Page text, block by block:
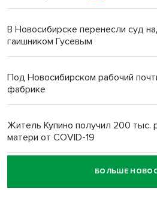
В Новосибирске перенесли суд
гаишником Гусевым
Под Новосибирском рабочий
фабрике
Житель Купино получил 200 тыс.
матери от COVID-19
Новосибирский суд наказал
пенсионерки на вокзале
БОЛЬШЕ